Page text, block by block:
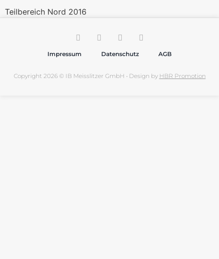
Teilbereich Nord 2016
Impressum Datenschutz AGB
Copyright 2026 © IB Meisslitzer GmbH • Design by HBR Promotion